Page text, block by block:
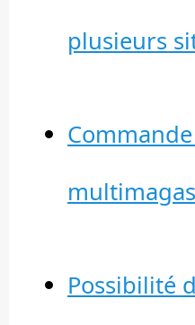
plusieurs
Possibilité